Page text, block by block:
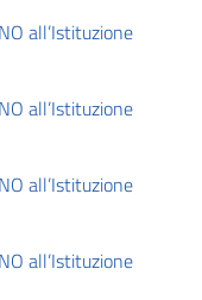
all’Istituzione
all’Istituzione
all’Istituzione
all’Istituzione